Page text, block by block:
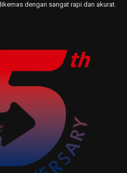
dengan sangat rapi dan akurat.